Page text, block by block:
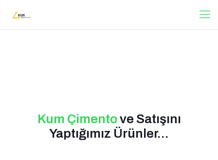
Kum Çimentove Satışını
Yaptığımız Ürünler...